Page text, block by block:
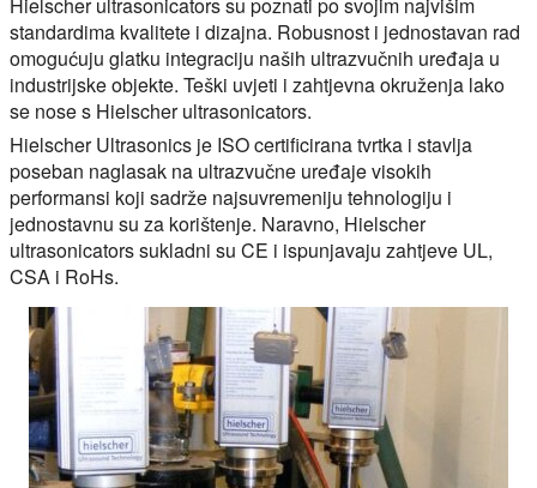
standardima kvalitete i dizajna. Robusnost i jednostavan rad
omogućuju glatku integraciju naših ultrazvučnih uređaja u
industrijske objekte. Teški uvjeti i zahtjevna okruženja lako
se nose s Hielscher ultrasonicators.
Hielscher Ultrasonics je ISO certificirana tvrtka i stavlja
poseban naglasak na ultrazvučne uređaje visokih
performansi koji sadrže najsuvremeniju tehnologiju i
jednostavnu su za korištenje. Naravno, Hielscher
ultrasonicators sukladni su CE i ispunjavaju zahtjeve UL,
CSA i RoHs.